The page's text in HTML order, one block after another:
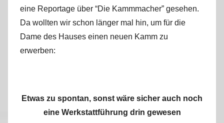
eine Reportage über “Die Kammmacher” gesehen.
Da wollten wir schon länger mal hin, um für die
Dame des Hauses einen neuen Kamm zu
erwerben:
Etwas zu spontan, sonst wäre sicher auch noch
eine Werkstattführung drin gewesen